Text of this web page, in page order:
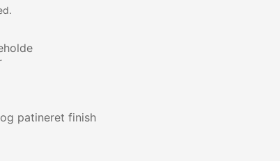
patineret finish